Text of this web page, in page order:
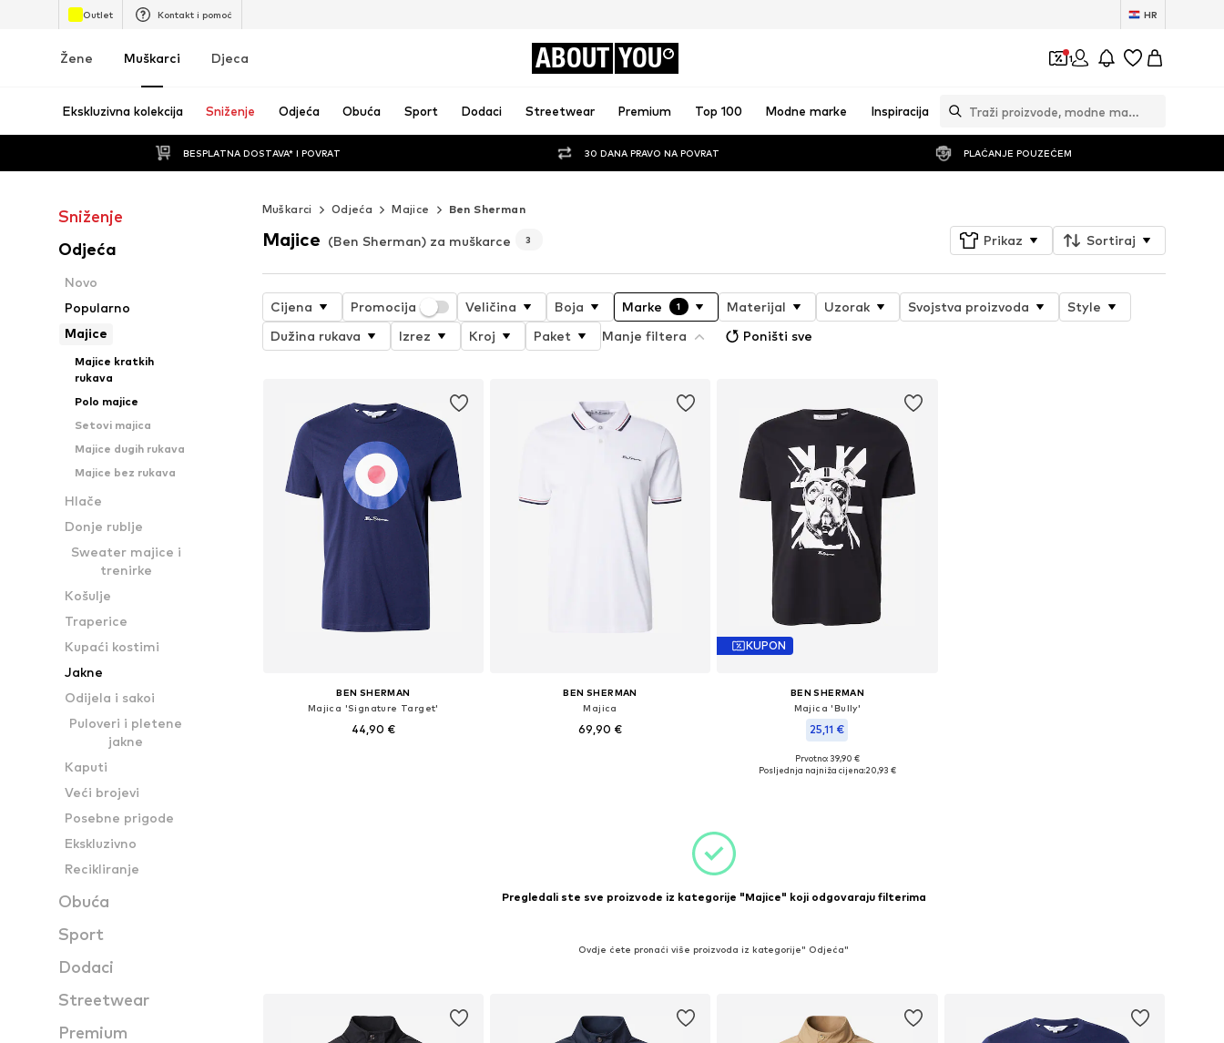
Outlet Kontakt i pomoć HR
Žene Muškarci Djeca ABOUT YOU 1
Ekskluzivna kolekcija Sniženje Odjeća Obuća Sport Dodaci Streetwear Premium Top 100 Modne marke Inspiracija
BESPLATNA DOSTAVA* I POVRAT 30 DANA PRAVO NA POVRAT PLAĆANJE POUZEĆEM
Sniženje
Odjeća
Novo
Popularno
Majice
Majice kratkih
rukava
Polo majice
Setovi majica
Majice dugih rukava
Majice bez rukava
Hlače
Donje rublje
Sweater majice i
trenirke
Košulje
Traperice
Kupaći kostimi
Jakne
Odijela i sakoi
Puloveri i pletene
jakne
Kaputi
Veći brojevi
Posebne prigode
Ekskluzivno
Recikliranje
Obuća
Sport
Dodaci
Streetwear
Premium
Muškarci Odjeća Majice Ben Sherman
Majice (Ben Sherman) za muškarce 3 Prikaz Sortiraj
Cijena Promocija Veličina Boja Marke 1 Materijal Uzorak Svojstva proizvoda
Style
Dužina rukava
Izrez Kroj Paket Manje filtera Poništi sve
BEN SHERMAN
Majica 'Signature Target'
44,90 €
BEN SHERMAN
Majica
69,90 €
KUPON
BEN SHERMAN
Majica 'Bully'
25,11 €
Dostupne veličine: M
Prvotno: 39,90 €
Posljednja najniža cijena:20,93 €
Pregledali ste sve proizvode iz kategorije "Majice" koji odgovaraju filterima
Ovdje ćete pronaći više proizvoda iz kategorije" Odjeća"